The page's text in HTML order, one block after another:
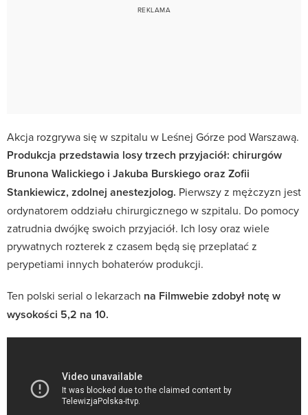
Akcja rozgrywa się w szpitalu w Leśnej Górze pod Warszawą.
Produkcja przedstawia losy trzech przyjaciół: chirurgów
Brunona Walickiego i Jakuba Burskiego oraz Zofii
Stankiewicz, zdolnej anestezjolog. Pierwszy z mężczyzn jest
ordynatorem oddziału chirurgicznego w szpitalu. Do pomocy
zatrudnia dwójkę swoich przyjaciół. Ich losy oraz wiele
prywatnych rozterek z czasem będą się przeplatać z
perypetiami innych bohaterów produkcji.
Ten polski serial o lekarzach na Filmwebie zdobył notę w
wysokości 5,2 na 10.